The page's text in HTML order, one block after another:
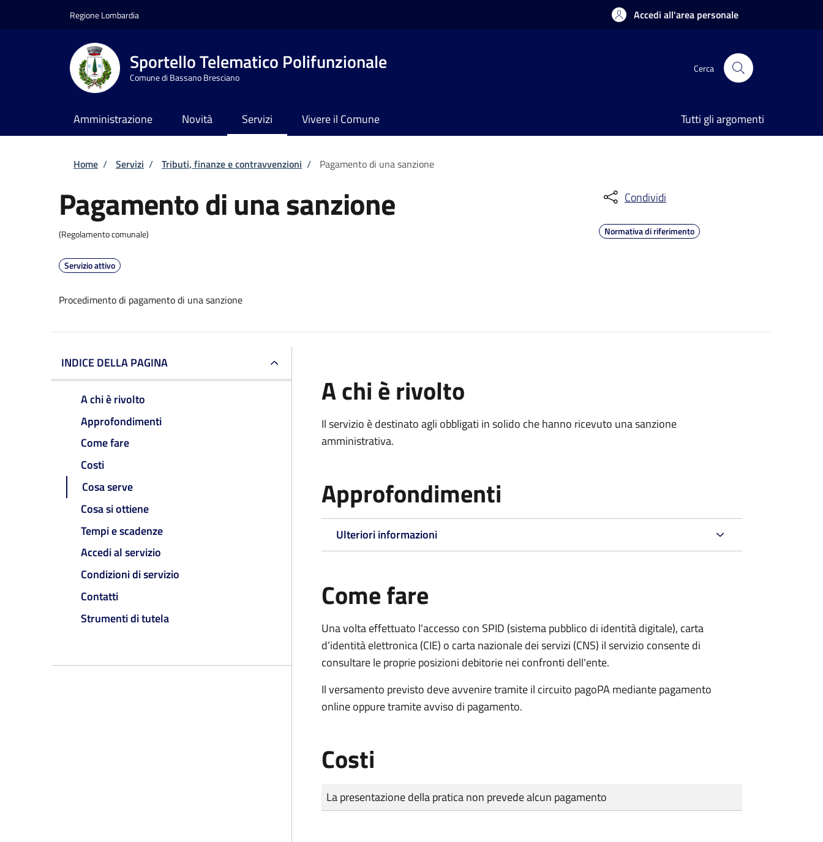
Regione Lombardia Accedi all'area personale
Sportello Telematico Polifunzionale
Comune di Bassano Bresciano
Cerca
Amministrazione Novità Servizi Vivere il Comune Tutti gli argomenti
Briciole di pane
Home / Servizi / Tributi, finanze e contravvenzioni / Pagamento di una sanzione
Pagamento di una sanzione
(Regolamento comunale)
Servizio attivo
Procedimento di pagamento di una sanzione
Condividi
Normativa di riferimento
INDICE DELLA PAGINA
A chi è rivolto
Approfondimenti
Come fare
Costi
Cosa serve
Cosa si ottiene
Tempi e scadenze
Accedi al servizio
Condizioni di servizio
Contatti
Strumenti di tutela
A chi è rivolto
Il servizio è destinato agli obbligati in solido che hanno ricevuto una sanzione
amministrativa.
Approfondimenti
Ulteriori informazioni
Come fare
Una volta effettuato l'accesso con SPID (sistema pubblico di identità digitale), carta
d’identità elettronica (CIE) o carta nazionale dei servizi (CNS) il servizio consente di
consultare le proprie posizioni debitorie nei confronti dell'ente.
Il versamento previsto deve avvenire tramite il circuito pagoPA mediante pagamento
online oppure tramite avviso di pagamento.
Costi
Tipo di pagamento
Importo
La presentazione della pratica non prevede alcun pagamento